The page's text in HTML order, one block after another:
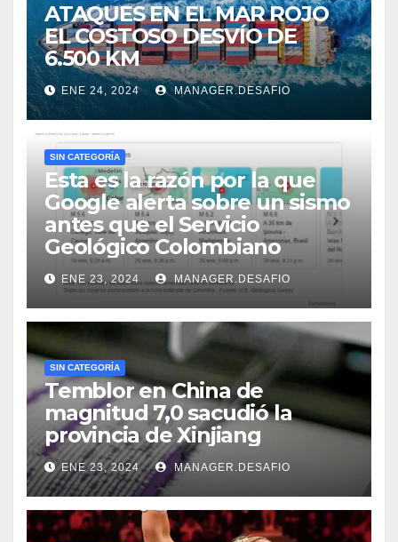
ATAQUES EN EL MAR ROJO
EL COSTOSO DESVÍO DE
6.500 KM
ENE 24, 2024 MANAGER.DESAFIO
SIN CATEGORÍA
Esta es la razón por la que
Google alerta sobre un sismo
antes que el Servicio
Geológico Colombiano
ENE 23, 2024 MANAGER.DESAFIO
SIN CATEGORÍA
Temblor en China de
magnitud 7,0 sacudió la
provincia de Xinjiang
ENE 23, 2024 MANAGER.DESAFIO